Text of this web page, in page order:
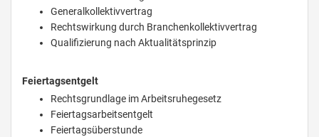
Generalkollektivvertrag
Rechtswirkung durch Branchenkollektivvertrag
Qualifizierung nach Aktualitätsprinzip
Feiertagsentgelt
Rechtsgrundlage im Arbeitsruhegesetz
Feiertagsarbeitsentgelt
Feiertagsüberstunde